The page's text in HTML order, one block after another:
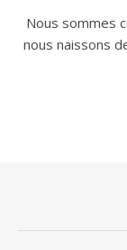
Nous sommes
nous naissons